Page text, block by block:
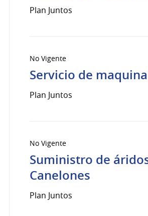
Plan Juntos
No Vigente
Servicio de
Plan Juntos
No Vigente
Suministro de
Canelones
Plan Juntos